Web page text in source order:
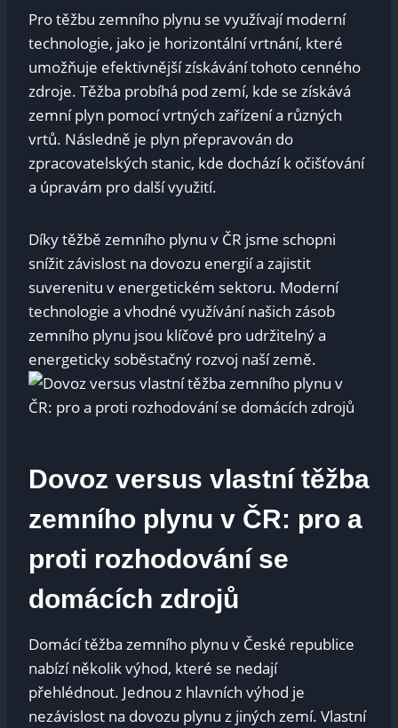
Pro těžbu zemního plynu se využívají moderní
technologie, jako je horizontální vrtnání, které
umožňuje efektivnější získávání tohoto cenného
zdroje. Těžba probíhá pod zemí, kde se získává
zemní plyn pomocí vrtných zařízení a různých
vrtů. Následně je plyn přepravován do
zpracovatelských stanic, kde dochází k očišťování
a úpravám pro další využití.
Díky těžbě zemního plynu v ČR jsme schopni
snížit závislost na dovozu energií a zajistit
suverenitu v energetickém sektoru. Moderní
technologie a vhodné využívání našich zásob
zemního plynu jsou klíčové pro udržitelný a
energeticky soběstačný rozvoj naší země.
Dovoz versus vlastní těžba
zemního plynu v ČR: pro a
proti rozhodování se
domácích zdrojů
Domácí těžba zemního plynu v České republice
nabízí několik výhod, které se nedají
přehlédnout. Jednou z hlavních výhod je
nezávislost na dovozu plynu z jiných zemí. Vlastní